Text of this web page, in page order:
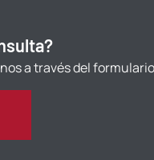
a través del